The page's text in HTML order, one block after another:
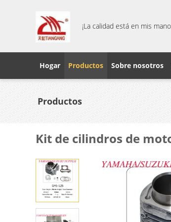
¡La calidad está en mis
Hogar Productos Sobre nosotros
Productos
Kit de cilindros de